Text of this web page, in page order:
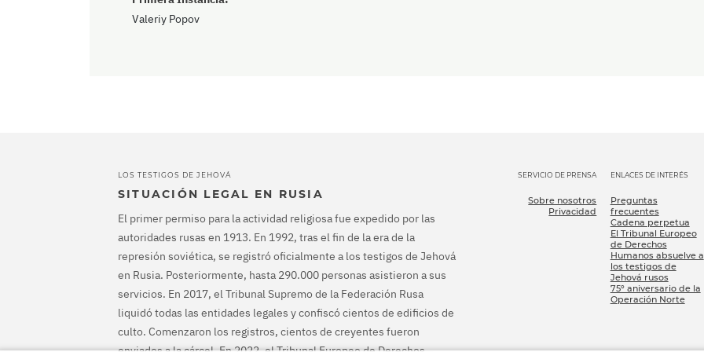
Valeriy Popov
LOS TESTIGOS DE JEHOVÁ
SITUACIÓN LEGAL EN RUSIA
El primer permiso para la actividad religiosa fue expedido por las
autoridades rusas en 1913. En 1992, tras el fin de la era de la
represión soviética, se registró oficialmente a los testigos de Jehová
en Rusia. Posteriormente, hasta 290.000 personas asistieron a sus
servicios. En 2017, el Tribunal Supremo de la Federación Rusa
liquidó todas las entidades legales y confiscó cientos de edificios de
culto. Comenzaron los registros, cientos de creyentes fueron
SERVICIO DE PRENSA
Sobre nosotros
Privacidad
ENLACES DE INTERÉS
Preguntas
frecuentes
Cadena perpetua
El Tribunal Europeo
de Derechos
Humanos absuelve a
los testigos de
Jehová rusos
75º aniversario de la
Operación Norte